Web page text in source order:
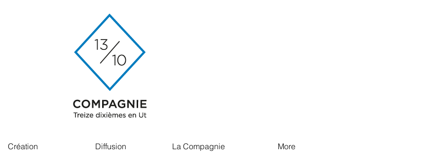
Création Diffusion La Compagnie More